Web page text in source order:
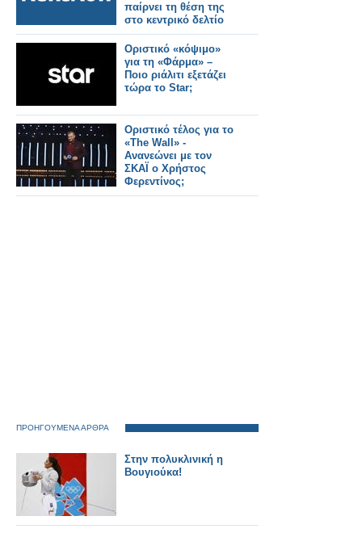
παίρνει τη θέση της
στο κεντρικό δελτίο
Οριστικό «κόψιμο»
για τη «Φάρμα» –
Ποιο ριάλιτι εξετάζει
τώρα το Star;
Οριστικό τέλος για το
«The Wall» -
Ανανεώνει με τον
ΣΚΑΪ ο Χρήστος
Φερεντίνος;
ΠΡΟΗΓΟΥΜΕΝΑ ΑΡΘΡΑ
Στην πολυκλινική η
Βουγιούκα!